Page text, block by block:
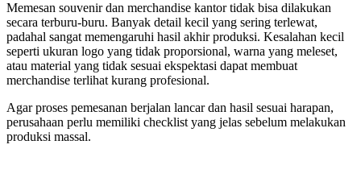
Memesan souvenir dan merchandise kantor tidak bisa dilakukan
secara terburu-buru. Banyak detail kecil yang sering terlewat,
padahal sangat memengaruhi hasil akhir produksi. Kesalahan kecil
seperti ukuran logo yang tidak proporsional, warna yang meleset,
atau material yang tidak sesuai ekspektasi dapat membuat
merchandise terlihat kurang profesional.
Agar proses pemesanan berjalan lancar dan hasil sesuai harapan,
perusahaan perlu memiliki checklist yang jelas sebelum melakukan
produksi massal.